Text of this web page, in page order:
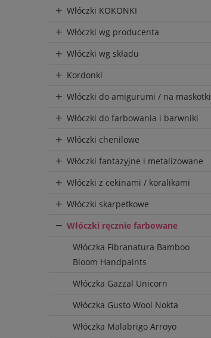
Włóczki KOKONKI
Włóczki wg producenta
Włóczki wg składu
Kordonki
Włóczki do amigurumi / na maskotki
Włóczki do farbowania i barwniki
Włóczki chenilowe
Włóczki fantazyjne i metalizowane
Włóczki z cekinami / koralikami
Włóczki skarpetkowe
Włóczki ręcznie farbowane
Włóczka Fibranatura Bamboo
Bloom Handpaints
Włóczka Gazzal Unicorn
Włóczka Gusto Wool Nokta
Włóczka Malabrigo Arroyo